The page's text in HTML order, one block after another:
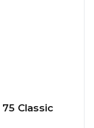
Classic